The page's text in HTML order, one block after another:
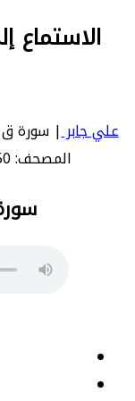
علي جابر
المصحف: 50 - معنى السورة بالإنجليزية: Qaf.